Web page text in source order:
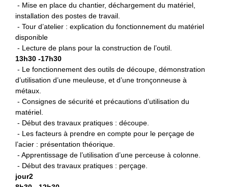
- Mise en place du chantier, déchargement du matériel,
installation des postes de travail.
- Tour d’atelier : explication du fonctionnement du matériel
disponible
- Lecture de plans pour la construction de l’outil.
13h30 -17h30
- Le fonctionnement des outils de découpe, démonstration
d’utilisation d’une meuleuse, et d’une tronçonneuse à
métaux.
- Consignes de sécurité et précautions d’utilisation du
matériel.
- Début des travaux pratiques : découpe.
- Les facteurs à prendre en compte pour le perçage de
l’acier : présentation théorique.
- Apprentissage de l’utilisation d’une perceuse à colonne.
- Début des travaux pratiques : perçage.
jour2